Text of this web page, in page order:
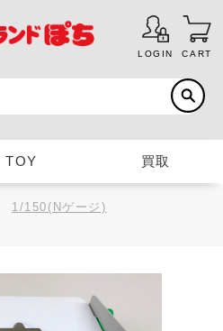
LOGIN CART
TOY 買取
1/150(Nゲージ)